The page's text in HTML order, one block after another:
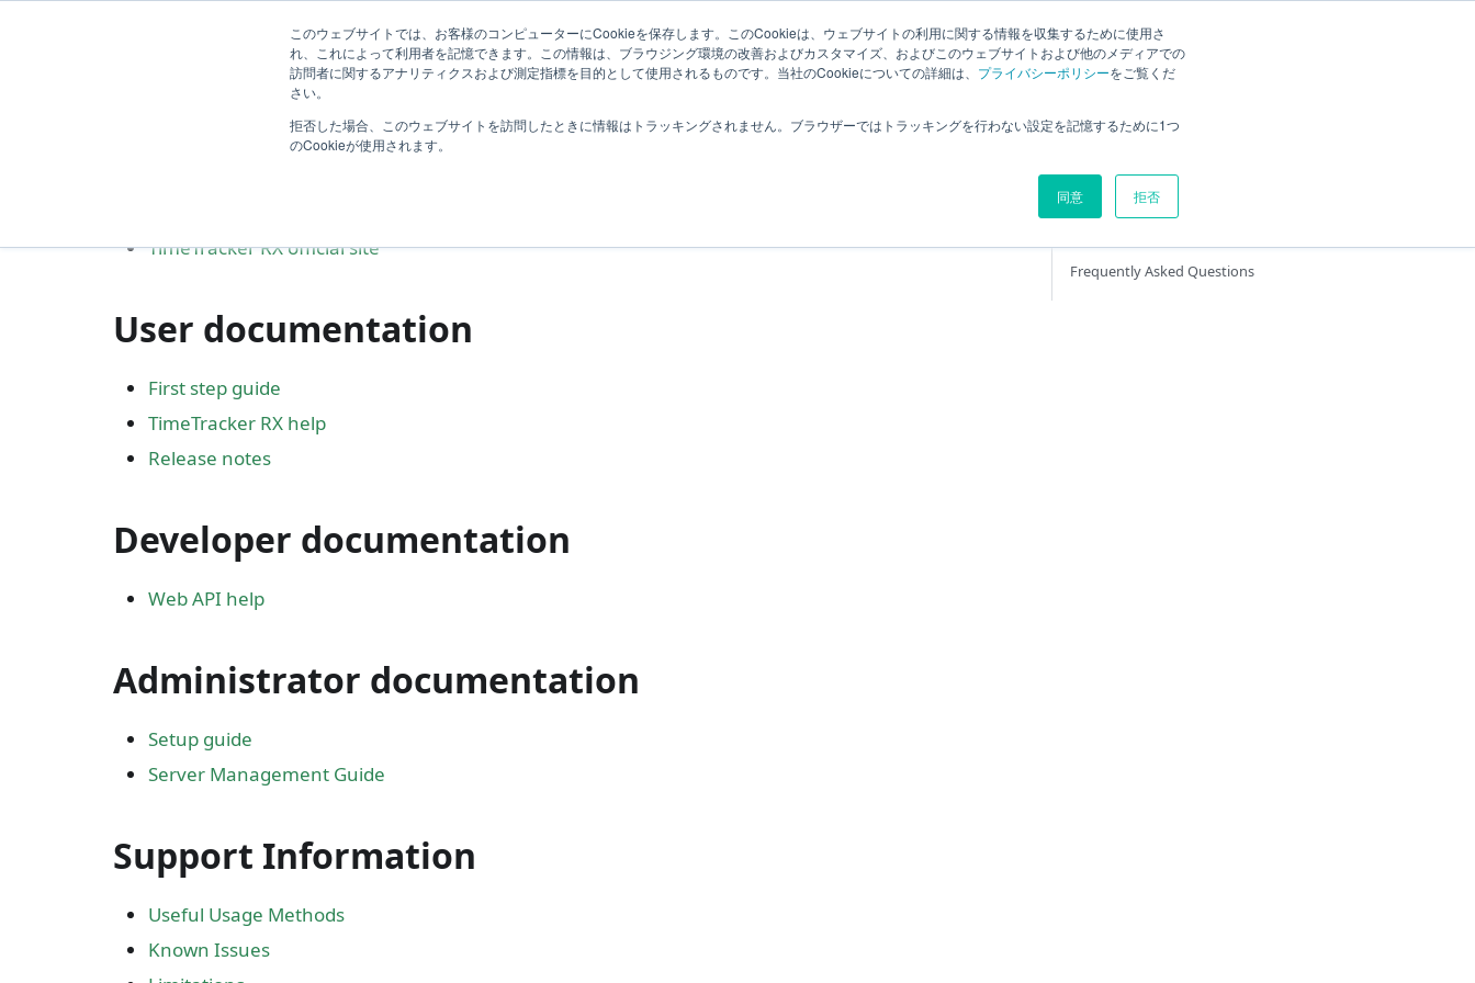
このウェブサイトでは、お客様のコンピューターにCookieを保存します。このCookieは、ウェブサイトの利用に関する情報を収集するために使用さ
れ、これによって利用者を記憶できます。この情報は、ブラウジング環境の改善およびカスタマイズ、およびこのウェブサイトおよび他のメディアでの
訪問者に関するアナリティクスおよび測定指標を目的として使用されるものです。当社のCookieについての詳細は、 プライバシーポリシーをご覧くだ
さい。
拒否した場合、このウェブサイトを訪問したときに情報はトラッキングされません。ブラウザーではトラッキングを行わない設定を記憶するために1つ
のCookieが使用されます。
同意 拒否
導入効果 Blog Related Information User Feedback English
TimeTracker RX related documents
TimeTracker RX official site
User documentation
First step guide
TimeTracker RX help
Release notes
Developer documentation
Web API help
Administrator documentation
Setup guide
Server Management Guide
Support Information
Useful Usage Methods
Known Issues
Developer documentation
Administrator documentation
Frequently Asked Questions